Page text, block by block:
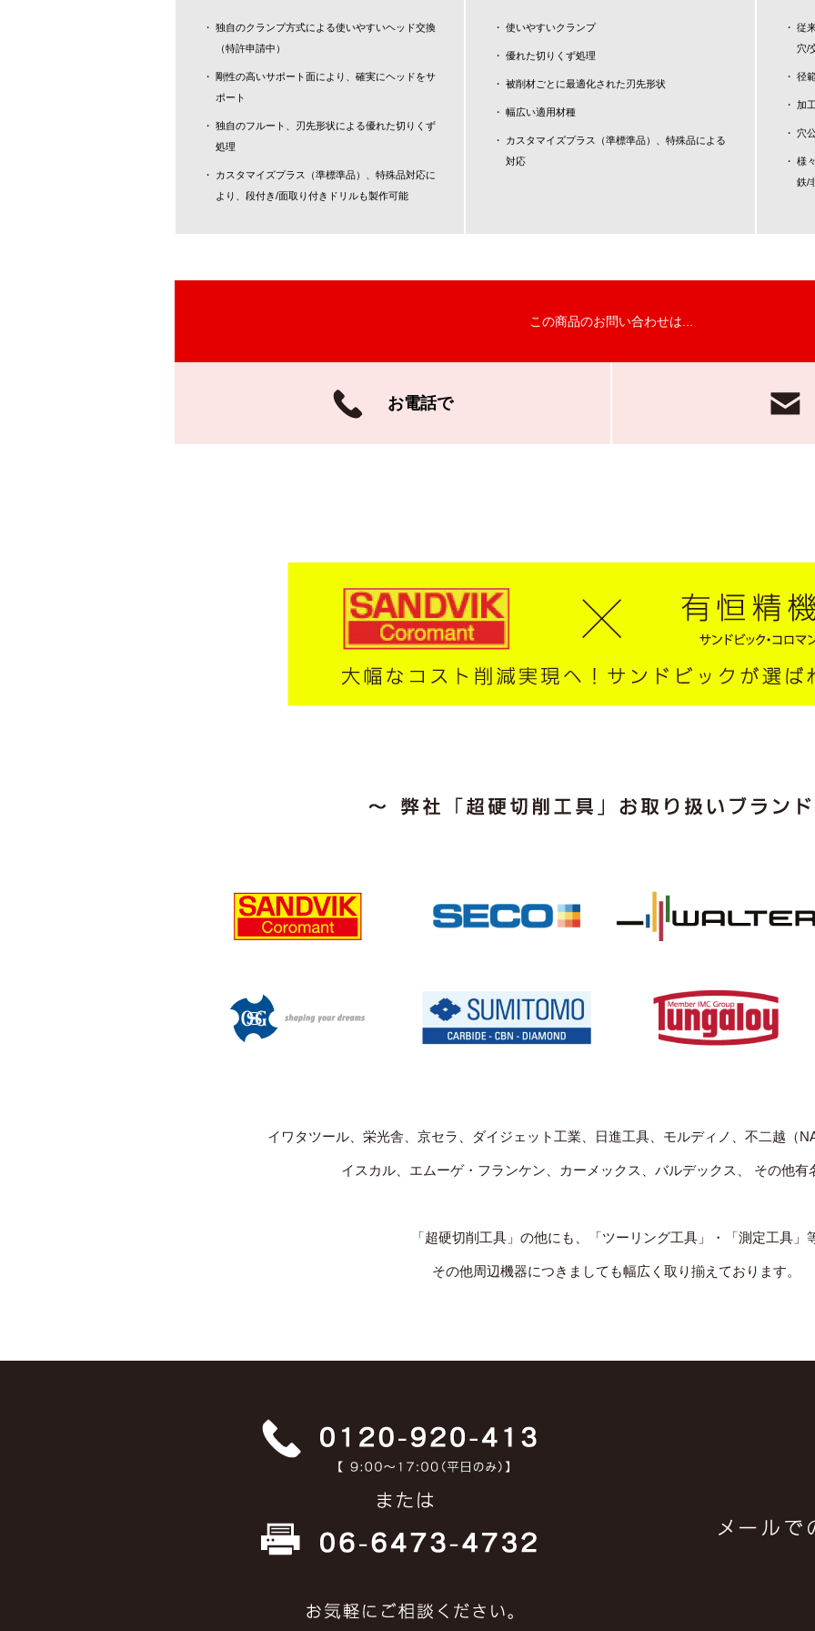
独自のクランプ方式による使いやすいヘッド交換
（特許申請中）
剛性の高いサポート面により、確実にヘッドをサ
ポート
独自のフルート、刃先形状による優れた切りくず
処理
カスタマイズプラス（準標準品）、特殊品対応に
より、段付き/面取り付きドリルも製作可能
使いやすいクランプ
優れた切りくず処理
被削材ごとに最適化された刃先形状
幅広い適用材種
カスタマイズプラス（準標準品）、特殊品による
対応
従
穴/
径
加
穴
様
鉄/
この商品のお問い合わせは...
お電話で
イワタツール、栄光舎、京セラ、ダイジェット工業、日進工具、モルディノ、不二越（
イスカル、エムーゲ・フランケン、カーメックス、バルデックス、 その他有
「超硬切削工具」の他にも、「ツーリング工具」・「測定工具」
その他周辺機器につきましても幅広く取り揃えております。